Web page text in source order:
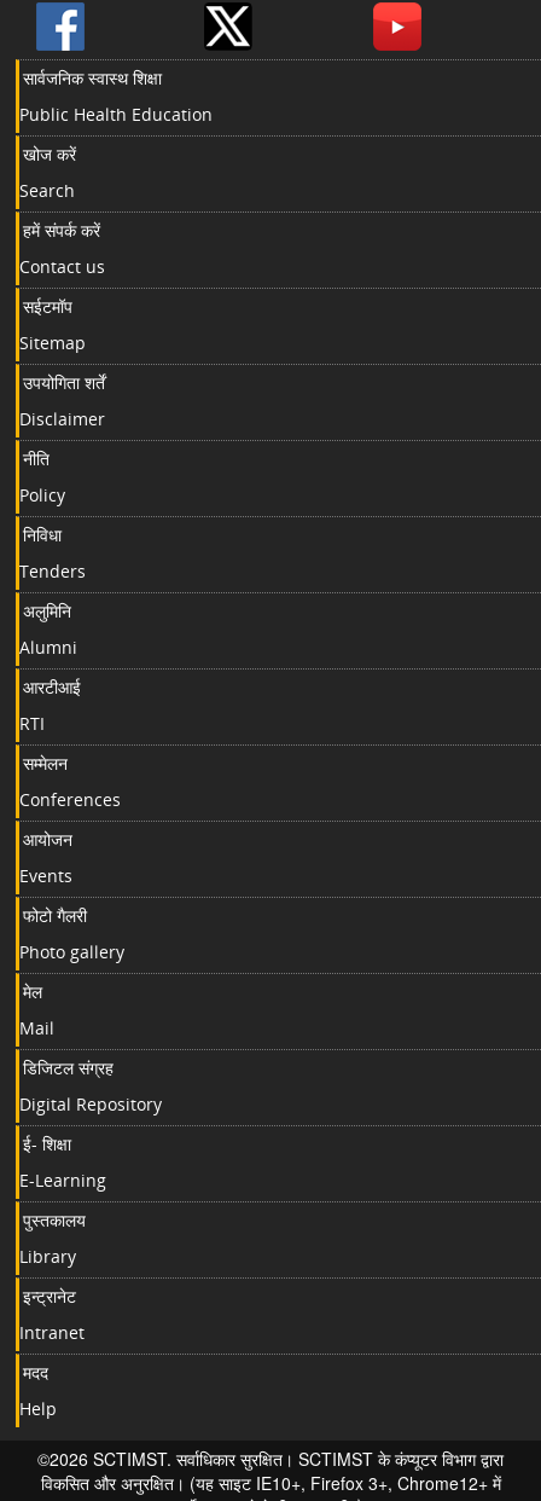
सार्वजनिक स्वास्थ शिक्षा
Public Health Education
खोज करें
Search
हमें संपर्क करें
Contact us
सईटमॉप
Sitemap
उपयोगिता शर्तें
Disclaimer
नीति
Policy
निविधा
Tenders
अलुमिनि
Alumni
आरटीआई
RTI
सम्मेलन
Conferences
आयोजन
Events
फोटो गैलरी
Photo gallery
मेल
Mail
डिजिटल संग्रह
Digital Repository
ई- शिक्षा
E-Learning
पुस्तकालय
Library
इन्ट्रानेट
Intranet
मदद
Help
©2026 SCTIMST. सर्वाधिकार सुरक्षित। SCTIMST के कंप्यूटर विभाग द्वारा
विकसित और अनुरक्षित। (यह साइट IE10+, Firefox 3+, Chrome12+ में